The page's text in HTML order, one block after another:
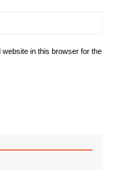
in this browser for the